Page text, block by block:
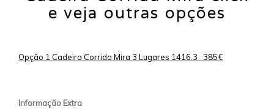
e veja outras opções
Opção 1 Cadeira Corrida Mira 3 Lugares 1416.3 385€
Informação Extra